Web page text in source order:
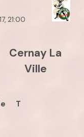
21:00
Cernay La
Ville
T